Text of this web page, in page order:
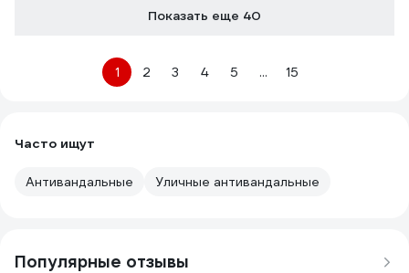
Показать еще 40
1 2 3 4 5 ... 15
Часто ищут
Антивандальные Уличные антивандальные
Популярные отзывы